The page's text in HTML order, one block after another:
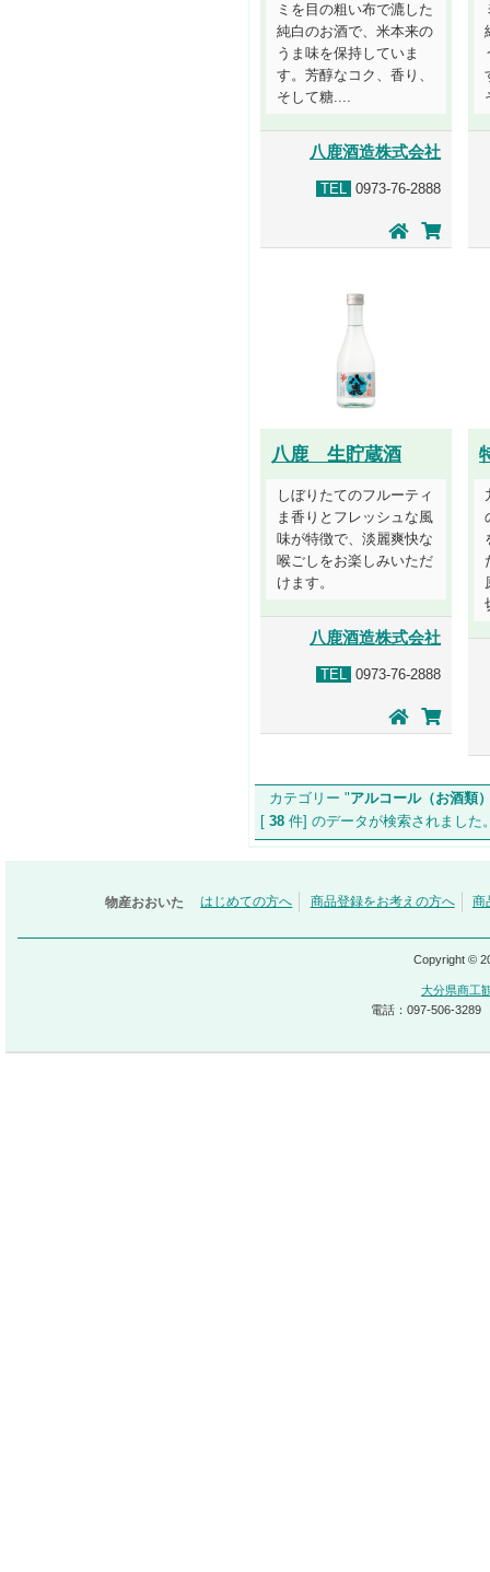
ミを目の粗い布で漉した
純白のお酒で、米本来の
うま味を保持していま
す。芳醇なコク、香り、
そして糖....
八鹿酒造株式会社
TEL 0973-76-2888
八鹿 生貯蔵酒
しぼりたてのフルーティ
ま香りとフレッシュな風
味が特徴で、淡麗爽快な
喉ごしをお楽しみいただ
けます。
八鹿酒造株式会社
TEL 0973-76-2888
カテゴリー "アルコール（お酒類
[ 38 件] のデータが検索されま
物産おおいた はじめての方へ 商品登録をお考えの方へ 商
Copyright ©
大分県商工
電話：097-506-